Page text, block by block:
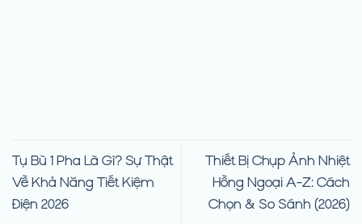
Tụ Bù 1 Pha Là Gì? Sự Thật
Về Khả Năng Tiết Kiệm
Điện 2026
Thiết Bị Chụp Ảnh Nhiệt
Hồng Ngoại A-Z: Cách
Chọn & So Sánh (2026)